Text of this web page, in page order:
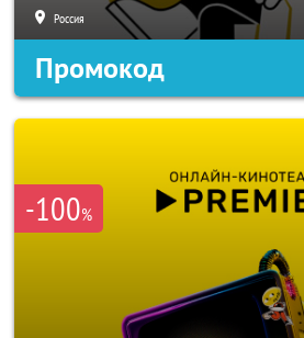
Россия
Промокод
-100%